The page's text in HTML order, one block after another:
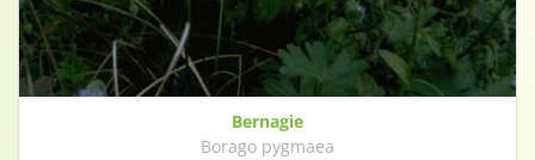
Bernagie
Borago pygmaea